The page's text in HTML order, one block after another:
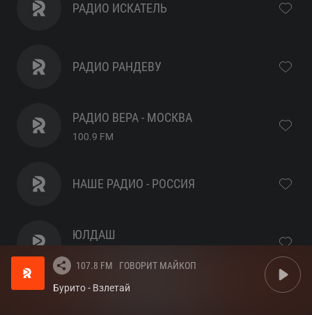
РАДИО ИСКАТЕЛЬ
РАДИО РАНДЕВУ
РАДИО ВЕРА - МОСКВА
100.9 FM
НАШЕ РАДИО - РОССИЯ
ЮЛДАШ
107.8 FM ГОВОРИТ МАЙКОП
Бурито - Взлетай